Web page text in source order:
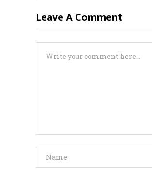
Leave A Comment